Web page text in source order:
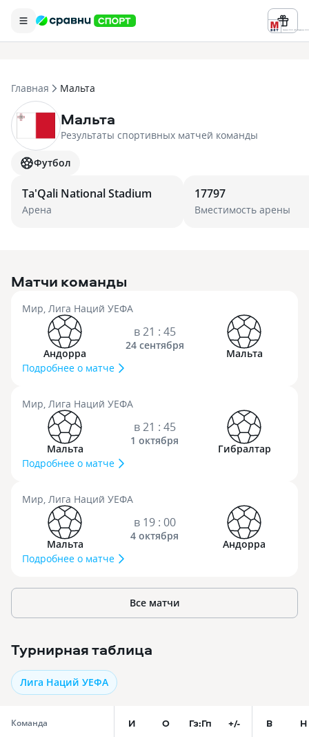
Реклама ООО «БК «Марафон» ИНН
Главная Мальта
Мальта
Результаты спортивных матчей команды
Футбол
Ta'Qali National Stadium
Арена
17797
Вместимость арены
Матчи команды
Мир, Лига Наций УЕФА
Андорра
в 21 : 45
24 сентября
Мальта
Подробнее о матче
Мир, Лига Наций УЕФА
Мальта
в 21 : 45
1 октября
Гибралтар
Подробнее о матче
Мир, Лига Наций УЕФА
Мальта
в 19 : 00
4 октября
Андорра
Подробнее о матче
Все матчи
Турнирная таблица
Лига Наций УЕФА
Команда И О Гз:Гп +/- В Н